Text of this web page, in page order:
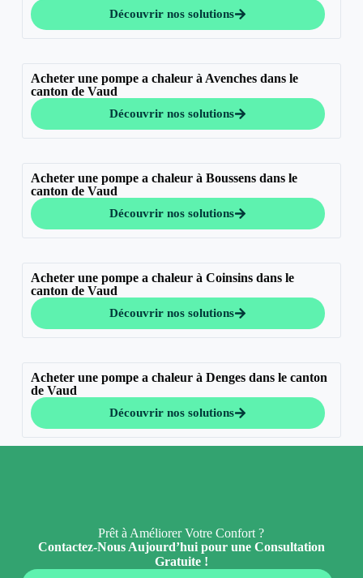
Découvrir nos solutions
Acheter une pompe a chaleur à Avenches dans le
canton de Vaud
Découvrir nos solutions
Acheter une pompe a chaleur à Boussens dans le
canton de Vaud
Découvrir nos solutions
Acheter une pompe a chaleur à Coinsins dans le
canton de Vaud
Découvrir nos solutions
Acheter une pompe a chaleur à Denges dans le canton
de Vaud
Découvrir nos solutions
Prêt à Améliorer Votre Confort ?
Contactez-Nous Aujourd’hui pour une Consultation
Gratuite !